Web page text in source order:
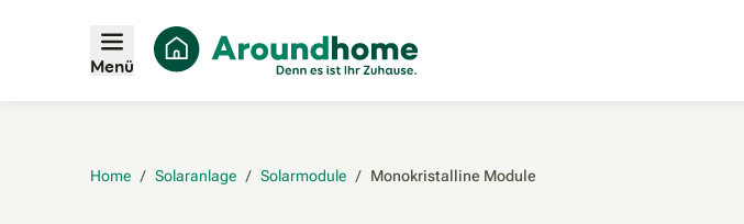
Menü
Home / Solaranlage / Solarmodule / Monokristalline Module‎